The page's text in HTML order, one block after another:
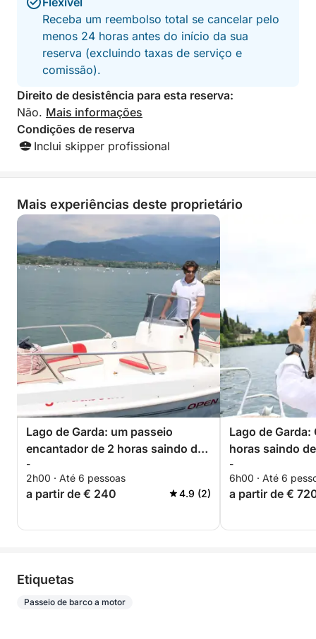
Receba um reembolso total se cancelar pelo
menos 24 horas antes do início da sua
reserva (excluindo taxas de serviço e
comissão).
Direito de desistência para esta reserva:
Não. Mais informações
Condições de reserva
Inclui skipper profissional
Mais experiências deste proprietário
Lago de Garda: um passeio
encantador de 2 horas saindo de
Manerba
-
2h00 · Até 6 pessoas
a partir de € 240 4.9 (2)
Lago de Garda:
horas saindo
experiência
-
6h00 · Até 6
a partir de €
Etiquetas
Passeio de barco a motor